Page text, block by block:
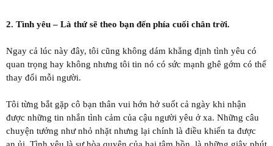
2. Tình yêu – Là thứ sẽ theo bạn đến phía cuối chân trời.
Ngay cả lúc này đây, tôi cũng không dám khẳng định tình yêu có
quan trọng hay không nhưng tôi tin nó có sức mạnh ghê gớm có thể
thay đổi mỗi người.
Tôi từng bắt gặp cô bạn thân vui hớn hở suốt cả ngày khi nhận
được những tin nhắn tình cảm của cậu người yêu ở xa. Những câu
chuyện tưởng như nhỏ nhặt nhưng lại chính là điều khiến ta được
an ủi. Tình yêu là sự hòa quyện của hai tâm hồn, là những giây phút